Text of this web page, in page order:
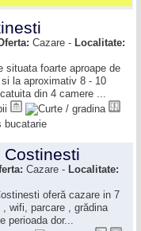
Cazare - Localitate:
situata foarte aproape de
la aproximativ 8 - 10
din 4 camere ...
Cazare - Localitate:
oferă cazare in 7
wifi, parcare , grădina
perioada dor...